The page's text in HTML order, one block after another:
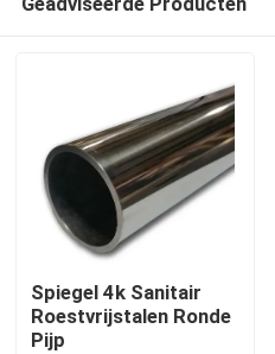
Huis
Spiegel 4k Sanitair
Roestvrijstalen Ronde
Pijp